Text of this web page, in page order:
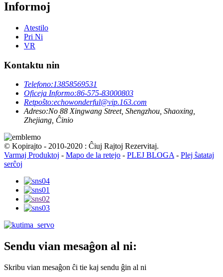
Informoj
Atestilo
Pri Ni
VR
Kontaktu nin
Telefono:13858569531
Oficeja Informo:86-575-83000803
Retpoŝto:echowonderful@vip.163.com
Adreso:No 88 Xingwang Street, Shengzhou, Shaoxing,
Zhejiang, Ĉinio
© Kopirajto - 2010-2020 : Ĉiuj Rajtoj Rezervitaj.
Varmaj Produktoj - Mapo de la retejo - PLEJ BLOGA - Plej ŝatataj
serĉoj
Sendu vian mesaĝon al ni:
Skribu vian mesaĝon ĉi tie kaj sendu ĝin al ni